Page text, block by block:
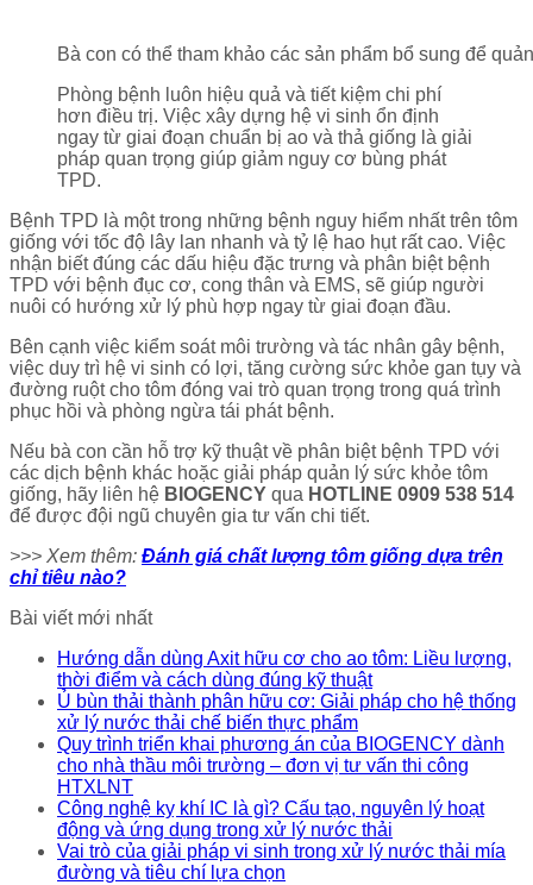
Bà con có thể tham khảo các sản phẩm bổ sung để
Phòng bệnh luôn hiệu quả và tiết kiệm chi phí
hơn điều trị. Việc xây dựng hệ vi sinh ổn định
ngay từ giai đoạn chuẩn bị ao và thả giống là giải
pháp quan trọng giúp giảm nguy cơ bùng phát
TPD.
Bệnh TPD là một trong những bệnh nguy hiểm nhất trên tôm
giống với tốc độ lây lan nhanh và tỷ lệ hao hụt rất cao. Việc
nhận biết đúng các dấu hiệu đặc trưng và phân biệt bệnh
TPD với bệnh đục cơ, cong thân và EMS, sẽ giúp người
nuôi có hướng xử lý phù hợp ngay từ giai đoạn đầu.
Bên cạnh việc kiểm soát môi trường và tác nhân gây bệnh,
việc duy trì hệ vi sinh có lợi, tăng cường sức khỏe gan tụy và
đường ruột cho tôm đóng vai trò quan trọng trong quá trình
phục hồi và phòng ngừa tái phát bệnh.
Nếu bà con cần hỗ trợ kỹ thuật về phân biệt bệnh TPD với
các dịch bệnh khác hoặc giải pháp quản lý sức khỏe tôm
giống, hãy liên hệ BIOGENCY qua HOTLINE 0909 538 514
để được đội ngũ chuyên gia tư vấn chi tiết.
>>> Xem thêm: Đánh giá chất lượng tôm giống dựa trên
chỉ tiêu nào?
Bài viết mới nhất
Hướng dẫn dùng Axit hữu cơ cho ao tôm: Liều lượng,
thời điểm và cách dùng đúng kỹ thuật
Ủ bùn thải thành phân hữu cơ: Giải pháp cho hệ thống
xử lý nước thải chế biến thực phẩm
Quy trình triển khai phương án của BIOGENCY dành
cho nhà thầu môi trường – đơn vị tư vấn thi công
HTXLNT
Công nghệ kỵ khí IC là gì? Cấu tạo, nguyên lý hoạt
động và ứng dụng trong xử lý nước thải
Vai trò của giải pháp vi sinh trong xử lý nước thải mía
đường và tiêu chí lựa chọn